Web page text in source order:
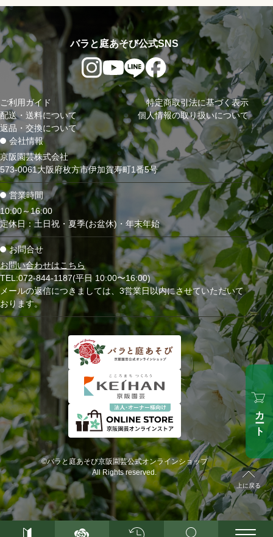
カート
上に戻る
会社情報
京阪園芸株式会社
573-0061大阪府枚方市伊加賀寿町1番5号
営業時間
10:00～16:00
定休日：土日祝・夏季(お盆休)・年末年始
お問合せ
お問い合わせはこちら
TEL:072-844-1187(平日 10:00〜16:00)
メールの返信につきましては、3営業日以内にさせていただいて
おります。
バラと庭あそび公式SNS
ご利用ガイド
配送・送料について
返品・交換について
特定商取引法に基づく表示
個人情報の取り扱いについて
©バラと庭あそび京阪園芸公式オンラインショップ
All Rights reserved.